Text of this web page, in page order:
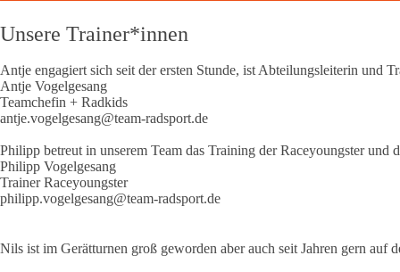
Unsere Trainer*innen
Antje engagiert sich seit der ersten Stunde, ist Abteilungsleiterin und
Antje Vogelgesang
Teamchefin + Radkids
antje.vogelgesang@team-radsport.de
Philipp betreut in unserem Team das Training der Raceyoungster
Philipp Vogelgesang
Trainer Raceyoungster
philipp.vogelgesang@team-radsport.de
Nils ist im Gerätturnen groß geworden aber auch seit Jahren gern auf